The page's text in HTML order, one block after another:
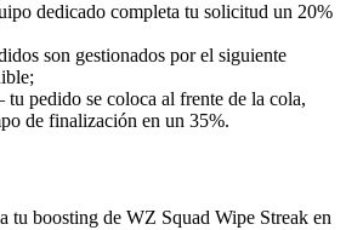
dedicado completa tu solicitud un 20%
son gestionados por el siguiente
pedido se coloca al frente de la cola,
de finalización en un 35%.
tu boosting de WZ Squad Wipe Streak en